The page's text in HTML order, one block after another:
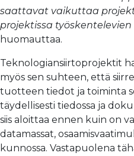
saattavat vaikuttaa
projektissa
huomauttaa.
Teknologiansiirtoprojektit
myös sen suhteen, että
tuotteen tiedot ja toiminta
täydellisesti tiedossa ja
siis aloittaa ennen kuin on
datamassat,
kunnossa. Vastapuolena